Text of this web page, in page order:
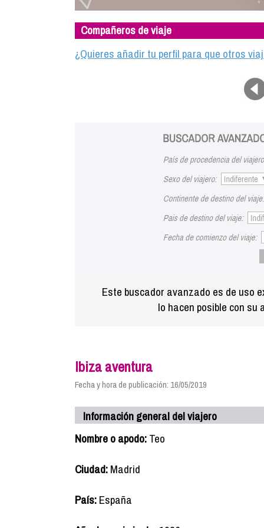
Compañeros de viaje
¿Quieres añadir tu perfil para que otros
Este buscador avanzado es de uso
lo hacen posible con
Ibiza aventura
Fecha y hora de publicación: 16/05/2019
Información general del viajero
Nombre o apodo:Teo
Ciudad:Madrid
País:España